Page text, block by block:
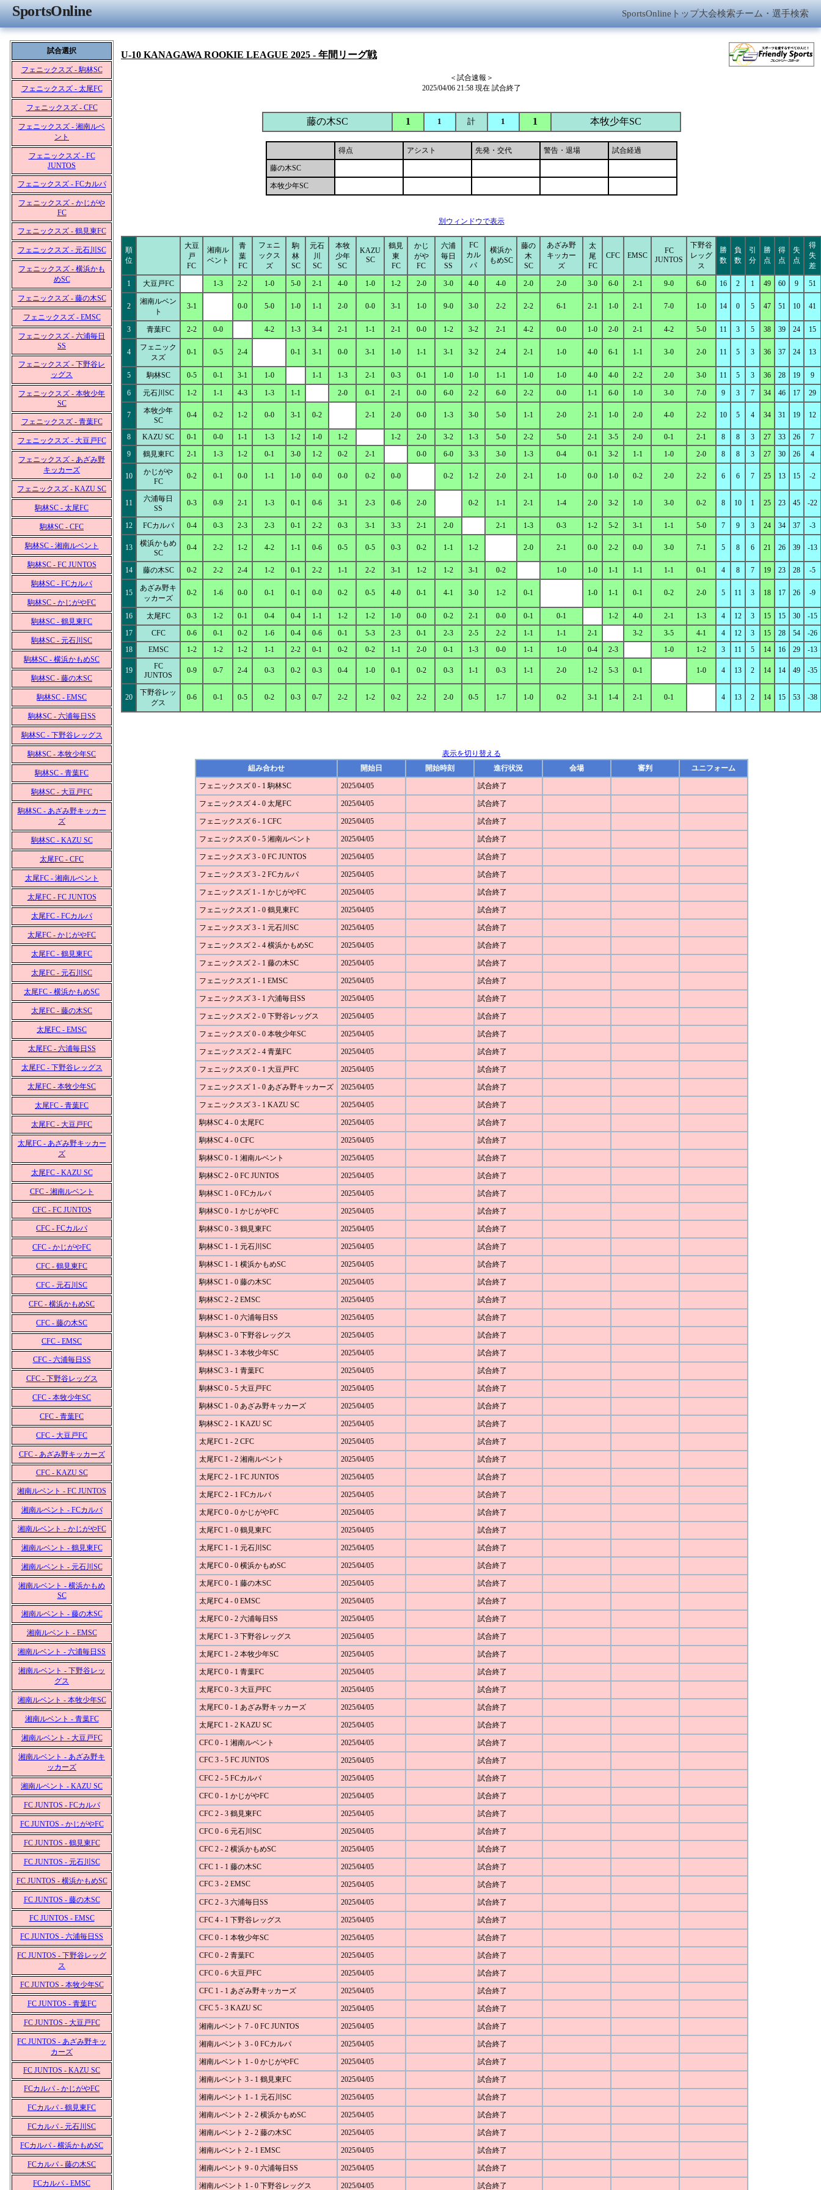
SportsOnline SportsOnlineトップ大会検索チーム・選手検索
試合選択
フェニックスズ - 駒林SC
フェニックスズ - 太尾FC
フェニックスズ - CFC
フェニックスズ - 湘南ルベ
ント
フェニックスズ - FC
JUNTOS
フェニックスズ - FCカルパ
フェニックスズ - かじがや
FC
フェニックスズ - 鶴見東FC
フェニックスズ - 元石川SC
フェニックスズ - 横浜かも
めSC
フェニックスズ - 藤の木SC
フェニックスズ - EMSC
フェニックスズ - 六浦毎日
SS
フェニックスズ - 下野谷レ
ッグス
フェニックスズ - 本牧少年
SC
フェニックスズ - 青葉FC
フェニックスズ - 大豆戸FC
フェニックスズ - あざみ野
キッカーズ
フェニックスズ - KAZU SC
駒林SC - 太尾FC
駒林SC - CFC
駒林SC - 湘南ルベント
駒林SC - FC JUNTOS
駒林SC - FCカルパ
駒林SC - かじがやFC
駒林SC - 鶴見東FC
駒林SC - 元石川SC
駒林SC - 横浜かもめSC
駒林SC - 藤の木SC
駒林SC - EMSC
駒林SC - 六浦毎日SS
駒林SC - 下野谷レッグス
駒林SC - 本牧少年SC
駒林SC - 青葉FC
駒林SC - 大豆戸FC
駒林SC - あざみ野キッカー
ズ
駒林SC - KAZU SC
太尾FC - CFC
太尾FC - 湘南ルベント
太尾FC - FC JUNTOS
太尾FC - FCカルパ
太尾FC - かじがやFC
太尾FC - 鶴見東FC
太尾FC - 元石川SC
太尾FC - 横浜かもめSC
太尾FC - 藤の木SC
太尾FC - EMSC
太尾FC - 六浦毎日SS
太尾FC - 下野谷レッグス
太尾FC - 本牧少年SC
太尾FC - 青葉FC
太尾FC - 大豆戸FC
太尾FC - あざみ野キッカー
ズ
太尾FC - KAZU SC
CFC - 湘南ルベント
CFC - FC JUNTOS
CFC - FCカルパ
CFC - かじがやFC
CFC - 鶴見東FC
CFC - 元石川SC
CFC - 横浜かもめSC
CFC - 藤の木SC
CFC - EMSC
CFC - 六浦毎日SS
CFC - 下野谷レッグス
CFC - 本牧少年SC
CFC - 青葉FC
CFC - 大豆戸FC
CFC - あざみ野キッカーズ
CFC - KAZU SC
湘南ルベント - FC JUNTOS
湘南ルベント - FCカルパ
湘南ルベント - かじがやFC
湘南ルベント - 鶴見東FC
湘南ルベント - 元石川SC
湘南ルベント - 横浜かもめ
SC
湘南ルベント - 藤の木SC
湘南ルベント - EMSC
湘南ルベント - 六浦毎日SS
湘南ルベント - 下野谷レッ
グス
湘南ルベント - 本牧少年SC
湘南ルベント - 青葉FC
湘南ルベント - 大豆戸FC
湘南ルベント - あざみ野キ
ッカーズ
湘南ルベント - KAZU SC
FC JUNTOS - FCカルパ
FC JUNTOS - かじがやFC
FC JUNTOS - 鶴見東FC
FC JUNTOS - 元石川SC
FC JUNTOS - 横浜かもめSC
FC JUNTOS - 藤の木SC
FC JUNTOS - EMSC
FC JUNTOS - 六浦毎日SS
FC JUNTOS - 下野谷レッグ
ス
FC JUNTOS - 本牧少年SC
FC JUNTOS - 青葉FC
FC JUNTOS - 大豆戸FC
FC JUNTOS - あざみ野キッ
カーズ
FC JUNTOS - KAZU SC
FCカルパ - かじがやFC
FCカルパ - 鶴見東FC
FCカルパ - 元石川SC
FCカルパ - 横浜かもめSC
FCカルパ - 藤の木SC
FCカルパ - EMSC
U-10 KANAGAWA ROOKIE LEAGUE 2025 - 年間リーグ戦
＜試合速報＞
2025/04/06 21:58 現在 試合終了
藤の木SC 1 1 計 1 1 本牧少年SC
得点 アシスト 先発・交代 警告・退場 試合経過
藤の木SC
本牧少年SC
別ウィンドウで表示
順
位
大豆
戸
FC
湘南ル
ベント
青
葉
FC
フェニ
ックス
ズ
駒
林
SC
元石
川
SC
本牧
少年
SC
KAZU
SC
鶴見
東
FC
かじ
がや
FC
六浦
毎日
SS
FC
カル
パ
横浜か
もめSC
藤の
木
SC
あざみ野
キッカー
ズ
太
尾
FC
CFC EMSC
FC
JUNTOS
下野谷
レッグ
ス
勝
数
負
数
引
分
勝
点
得
点
失
点
得
失
差
1 大豆戸FC 1-3 2-2 1-0 5-0 2-1 4-0 1-0 1-2 2-0 3-0 4-0 4-0 2-0 2-0 3-0 6-0 2-1 9-0 6-0 16 2 1 49 60 9 51
2
湘南ルベン
ト
3-1 0-0 5-0 1-0 1-1 2-0 0-0 3-1 1-0 9-0 3-0 2-2 2-2 6-1 2-1 1-0 2-1 7-0 1-0 14 0 5 47 51 10 41
3 青葉FC 2-2 0-0 4-2 1-3 3-4 2-1 1-1 2-1 0-0 1-2 3-2 2-1 4-2 0-0 1-0 2-0 2-1 4-2 5-0 11 3 5 38 39 24 15
4
フェニック
スズ
0-1 0-5 2-4 0-1 3-1 0-0 3-1 1-0 1-1 3-1 3-2 2-4 2-1 1-0 4-0 6-1 1-1 3-0 2-0 11 5 3 36 37 24 13
5 駒林SC 0-5 0-1 3-1 1-0 1-1 1-3 2-1 0-3 0-1 1-0 1-0 1-1 1-0 1-0 4-0 4-0 2-2 2-0 3-0 11 5 3 36 28 19 9
6 元石川SC 1-2 1-1 4-3 1-3 1-1 2-0 0-1 2-1 0-0 6-0 2-2 6-0 2-2 0-0 1-1 6-0 1-0 3-0 7-0 9 3 7 34 46 17 29
7
本牧少年
SC
0-4 0-2 1-2 0-0 3-1 0-2 2-1 2-0 0-0 1-3 3-0 5-0 1-1 2-0 2-1 1-0 2-0 4-0 2-2 10 5 4 34 31 19 12
8 KAZU SC 0-1 0-0 1-1 1-3 1-2 1-0 1-2 1-2 2-0 3-2 1-3 5-0 2-2 5-0 2-1 3-5 2-0 0-1 2-1 8 8 3 27 33 26
7
9
鶴見東FC 2-1 1-3 1-2 0-1 3-0 1-2 0-2 2-1 0-0 6-0 3-3 3-0 1-3 0-4 0-1 3-2 1-1 1-0 2-0 8 8 3 27 30 26 4
10
かじがや
FC
0-2 0-1 0-0 1-1 1-0 0-0 0-0 0-2 0-0 0-2 1-2 2-0 2-1 1-0 0-0 1-0 0-2 2-0 2-2 6 6 7 25 13 15 -2
11
六浦毎日
SS
0-3 0-9 2-1 1-3 0-1 0-6 3-1 2-3 0-6 2-0 0-2 1-1 2-1 1-4 2-0 3-2 1-0 3-0 0-2 8 10 1 25 23 45 -22
12 FCカルパ 0-4 0-3 2-3 2-3 0-1 2-2 0-3 3-1 3-3 2-1 2-0 2-1 1-3 0-3 1-2 5-2 3-1 1-1 5-0 7 9 3 24 34 37 -3
13
横浜かもめ
SC
0-4 2-2 1-2 4-2 1-1 0-6 0-5 0-5 0-3 0-2 1-1 1-2 2-0 2-1 0-0 2-2 0-0 3-0 7-1 5 8 6 21 26 39 -13
14 藤の木SC 0-2 2-2 2-4 1-2 0-1 2-2 1-1 2-2 3-1 1-2 1-2 3-1 0-2 1-0 1-0 1-1 1-1 1-1 0-1 4 8 7 19 23 28 -5
15
あざみ野キ
ッカーズ
0-2 1-6 0-0 0-1 0-1 0-0 0-2 0-5 4-0 0-1 4-1 3-0 1-2 0-1 1-0 1-1 0-1 0-2 2-0 5 11 3 18 17 26 -9
16 太尾FC 0-3 1-2 0-1 0-4 0-4 1-1 1-2 1-2 1-0 0-0 0-2 2-1 0-0 0-1 0-1 1-2 4-0 2-1 1-3 4 12 3 15 15 30
-15
17
CFC 0-6 0-1 0-2 1-6 0-4 0-6 0-1 5-3 2-3 0-1 2-3 2-5 2-2 1-1 1-1 2-1 3-2 3-5 4-1 4 12 3 15 28 54
-26
18
EMSC 1-2 1-2 1-2 1-1 2-2 0-1 0-2 0-2 1-1 2-0 0-1 1-3 0-0 1-1 1-0 0-4 2-3 1-0 1-2 3 11 5 14 16 29 -13
19
FC
JUNTOS
0-9 0-7 2-4 0-3 0-2 0-3 0-4 1-0 0-1 0-2 0-3 1-1 0-3 1-1 2-0 1-2 5-3 0-1 1-0 4 13 2 14 14 49 -35
20
下野谷レッ
グス
0-6 0-1 0-5 0-2 0-3 0-7 2-2 1-2 0-2 2-2 2-0 0-5 1-7 1-0 0-2 3-1 1-4 2-1 0-1 4 13 2 14 15 53 -38
表示を切り替える
組み合わせ
開始日 開始時刻 進行状況 会場 審判 ユニフォーム
フェニックスズ 0 - 1 駒林SC 2025/04/05 試合終了
フェニックスズ 4 - 0 太尾FC 2025/04/05 試合終了
フェニックスズ 6 - 1 CFC 2025/04/05 試合終了
フェニックスズ 0 - 5 湘南ルベント 2025/04/05 試合終了
フェニックスズ 3 - 0 FC JUNTOS 2025/04/05 試合終了
フェニックスズ 3 - 2 FCカルパ 2025/04/05 試合終了
フェニックスズ 1 - 1 かじがやFC 2025/04/05 試合終了
フェニックスズ 1 - 0 鶴見東FC 2025/04/05 試合終了
フェニックスズ 3 - 1 元石川SC 2025/04/05 試合終了
フェニックスズ 2 - 4 横浜かもめSC 2025/04/05 試合終了
フェニックスズ 2 - 1 藤の木SC 2025/04/05 試合終了
フェニックスズ 1 - 1 EMSC 2025/04/05 試合終了
フェニックスズ 3 - 1 六浦毎日SS 2025/04/05 試合終了
フェニックスズ 2 - 0 下野谷レッグス 2025/04/05 試合終了
フェニックスズ 0 - 0 本牧少年SC 2025/04/05 試合終了
フェニックスズ 2 - 4 青葉FC 2025/04/05 試合終了
フェニックスズ 0 - 1 大豆戸FC 2025/04/05 試合終了
フェニックスズ 1 - 0 あざみ野キッカーズ 2025/04/05 試合終了
フェニックスズ 3 - 1 KAZU SC 2025/04/05 試合終了
駒林SC 4 - 0 太尾FC 2025/04/05 試合終了
駒林SC 4 - 0 CFC 2025/04/05 試合終了
駒林SC 0 - 1 湘南ルベント 2025/04/05 試合終了
駒林SC 2 - 0 FC JUNTOS 2025/04/05 試合終了
駒林SC 1 - 0 FCカルパ 2025/04/05 試合終了
駒林SC 0 - 1 かじがやFC 2025/04/05 試合終了
駒林SC 0 - 3 鶴見東FC 2025/04/05 試合終了
駒林SC 1 - 1 元石川SC 2025/04/05 試合終了
駒林SC 1 - 1 横浜かもめSC 2025/04/05 試合終了
駒林SC 1 - 0 藤の木SC 2025/04/05 試合終了
駒林SC 2 - 2 EMSC 2025/04/05 試合終了
駒林SC 1 - 0 六浦毎日SS 2025/04/05 試合終了
駒林SC 3 - 0 下野谷レッグス 2025/04/05 試合終了
駒林SC 1 - 3 本牧少年SC 2025/04/05 試合終了
駒林SC 3 - 1 青葉FC 2025/04/05 試合終了
駒林SC 0 - 5 大豆戸FC 2025/04/05 試合終了
駒林SC 1 - 0 あざみ野キッカーズ 2025/04/05 試合終了
駒林SC 2 - 1 KAZU SC 2025/04/05 試合終了
太尾FC 1 - 2 CFC 2025/04/05 試合終了
太尾FC 1 - 2 湘南ルベント 2025/04/05 試合終了
太尾FC 2 - 1 FC JUNTOS 2025/04/05 試合終了
太尾FC 2 - 1 FCカルパ 2025/04/05 試合終了
太尾FC 0 - 0 かじがやFC 2025/04/05 試合終了
太尾FC 1 - 0 鶴見東FC 2025/04/05 試合終了
太尾FC 1 - 1 元石川SC 2025/04/05 試合終了
太尾FC 0 - 0 横浜かもめSC 2025/04/05 試合終了
太尾FC 0 - 1 藤の木SC 2025/04/05 試合終了
太尾FC 4 - 0 EMSC 2025/04/05 試合終了
太尾FC 0 - 2 六浦毎日SS 2025/04/05 試合終了
太尾FC 1 - 3 下野谷レッグス 2025/04/05 試合終了
太尾FC 1 - 2 本牧少年SC 2025/04/05 試合終了
太尾FC 0 - 1 青葉FC 2025/04/05 試合終了
太尾FC 0 - 3 大豆戸FC 2025/04/05 試合終了
太尾FC 0 - 1 あざみ野キッカーズ 2025/04/05 試合終了
太尾FC 1 - 2 KAZU SC 2025/04/05 試合終了
CFC 0 - 1 湘南ルベント 2025/04/05
試合終了
CFC 3 - 5 FC JUNTOS
2025/04/05 試合終了
CFC 2 - 5 FCカルパ 2025/04/05 試合終了
CFC 0 - 1 かじがやFC 2025/04/05 試合終了
CFC 2 - 3 鶴見東FC 2025/04/05 試合終了
CFC 0 - 6 元石川SC 2025/04/05 試合終了
CFC 2 - 2 横浜かもめSC 2025/04/05 試合終了
CFC 1 - 1 藤の木SC 2025/04/05
試合終了
CFC 3 - 2 EMSC
2025/04/05 試合終了
CFC 2 - 3 六浦毎日SS 2025/04/05 試合終了
CFC 4 - 1 下野谷レッグス 2025/04/05 試合終了
CFC 0 - 1 本牧少年SC 2025/04/05 試合終了
CFC 0 - 2 青葉FC 2025/04/05 試合終了
CFC 0 - 6 大豆戸FC 2025/04/05 試合終了
CFC 1 - 1 あざみ野キッカーズ 2025/04/05
試合終了
CFC 5 - 3 KAZU SC
2025/04/05 試合終了
湘南ルベント 7 - 0 FC JUNTOS 2025/04/05 試合終了
湘南ルベント 3 - 0 FCカルパ 2025/04/05 試合終了
湘南ルベント 1 - 0 かじがやFC 2025/04/05 試合終了
湘南ルベント 3 - 1 鶴見東FC 2025/04/05 試合終了
湘南ルベント 1 - 1 元石川SC 2025/04/05 試合終了
湘南ルベント 2 - 2 横浜かもめSC 2025/04/05 試合終了
湘南ルベント 2 - 2 藤の木SC 2025/04/05 試合終了
湘南ルベント 2 - 1 EMSC 2025/04/05 試合終了
湘南ルベント 9 - 0 六浦毎日SS 2025/04/05 試合終了
湘南ルベント 1 - 0 下野谷レッグス 2025/04/05 試合終了